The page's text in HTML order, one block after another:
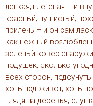
легкая, плетеная – и
красный, пушистый,
прилечь – и он сам
как нежный
зеленый ковер
подушек, сколько
всех сторон,
хоть под живот, хоть
глядя на деревья,